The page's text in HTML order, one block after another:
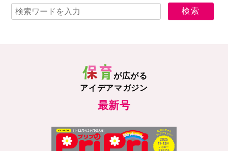
が広がる
アイデアマガジン
最新号